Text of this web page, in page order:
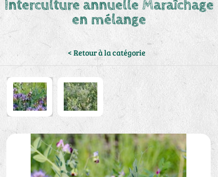
Interculture annuelle Maraîchage
en mélange
< Retour à la catégorie